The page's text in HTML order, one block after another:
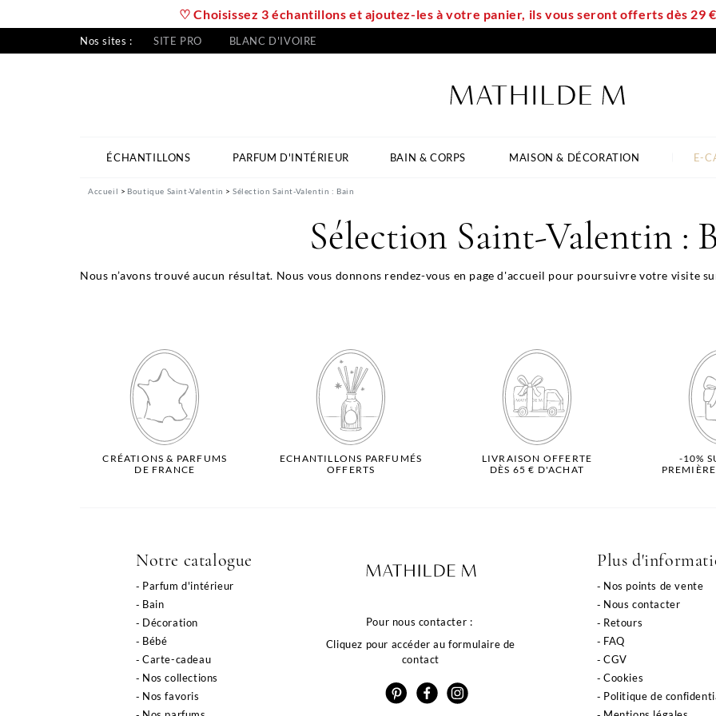
♡ Choisissez 3 échantillons et ajoutez-les à votre panier, ils vous seront offerts dès 29
Nos sites : SITE PRO BLANC D'IVOIRE
ÉCHANTILLONS PARFUM D'INTÉRIEUR BAIN & CORPS MAISON & DÉCORATION E-
Accueil Boutique Saint-Valentin Sélection Saint-Valentin : Bain
Sélection Saint-Valentin :
Nous n’avons trouvé aucun résultat. Nous vous donnons rendez-vous en page d'accueil pour poursuivre votre visite
CRÉATIONS & PARFUMS
DE FRANCE
ECHANTILLONS PARFUMÉS
OFFERTS
LIVRAISON OFFERTE
DÈS 65 € D'ACHAT
-10%
Notre catalogue
Parfum d'intérieur
Bain
Décoration
Bébé
Carte-cadeau
Nos collections
Nos favoris
Pour nous contacter :
Cliquez pour accéder au formulaire de
contact
Plus
Nos points de vente
Nous contacter
Retours
FAQ
CGV
Cookies
Politique de